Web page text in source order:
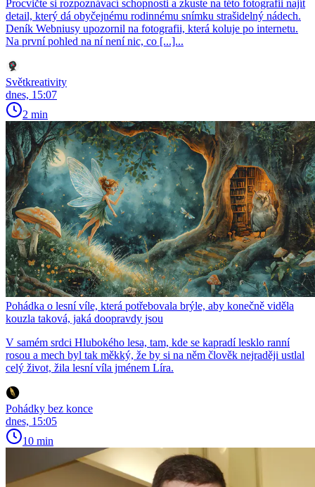
Procvičte si rozpoznávací schopnosti a zkuste na této fotografii najít
detail, který dá obyčejnému rodinnému snímku strašidelný nádech.
Deník Webniusy upozornil na fotografii, která koluje po internetu.
Na první pohled na ní není nic, co [...]...
Světkreativity
dnes, 15:07
2 min
Pohádka o lesní víle, která potřebovala brýle, aby konečně viděla
kouzla taková, jaká doopravdy jsou
V samém srdci Hlubokého lesa, tam, kde se kapradí lesklo ranní
rosou a mech byl tak měkký, že by si na něm člověk nejraději ustlal
celý život, žila lesní víla jménem Líra.
Pohádky bez konce
dnes, 15:05
10 min